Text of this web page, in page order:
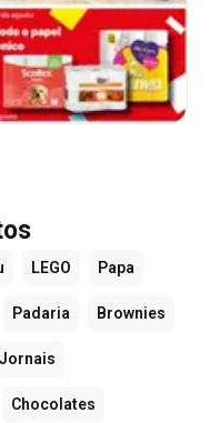
LEGO Papa
Padaria Brownies
Jornais
Chocolates